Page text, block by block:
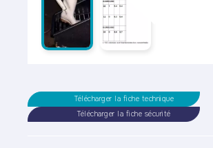
Télécharger la fiche technique
Télécharger la fiche sécurité